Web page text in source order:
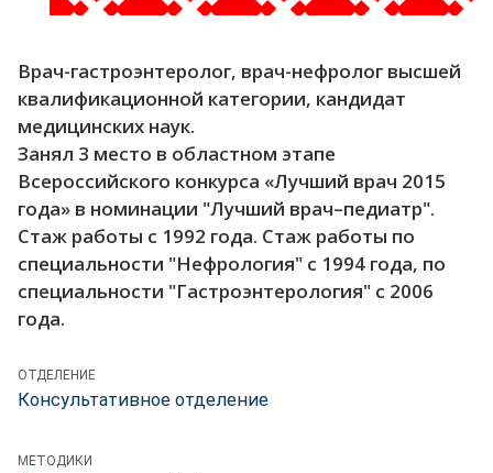
Врач-гастроэнтеролог, врач-нефролог высшей
квалификационной категории, кандидат
медицинских наук.
Занял 3 место в областном этапе
Всероссийского конкурса «Лучший врач 2015
года» в номинации "Лучший врач–педиатр".
Стаж работы с 1992 года. Стаж работы по
специальности "Нефрология" с 1994 года, по
специальности "Гастроэнтерология" с 2006
года.
ОТДЕЛЕНИЕ
Консультативное отделение
МЕТОДИКИ